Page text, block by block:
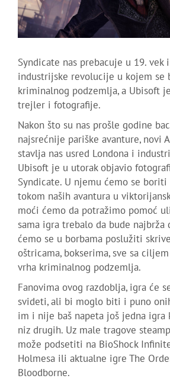
Syndicate nas prebacuje u 19. vek
industrijske revolucije u kojem se
kriminalnog podzemlja, a Ubisoft
trejler i fotografije.
Nakon što su nas prošle godine
najsrećnije pariške avanture, novi
stavlja nas usred Londona i
Ubisoft je u utorak objavio
Syndicate. U njemu ćemo se boriti
tokom naših avantura u
moći ćemo da potražimo pomoć
sama igra trebalo da bude najbrža
ćemo se u borbama poslužiti
oštricama, bokserima, sve sa
vrha kriminalnog podzemlja.
Fanovima ovog razdoblja, igra će
svideti, ali bi moglo biti i puno
im i nije baš napeta još jedna igra
niz drugih. Uz male tragove
može podsetiti na BioShock
Holmesa ili aktualne igre The
Bloodborne.